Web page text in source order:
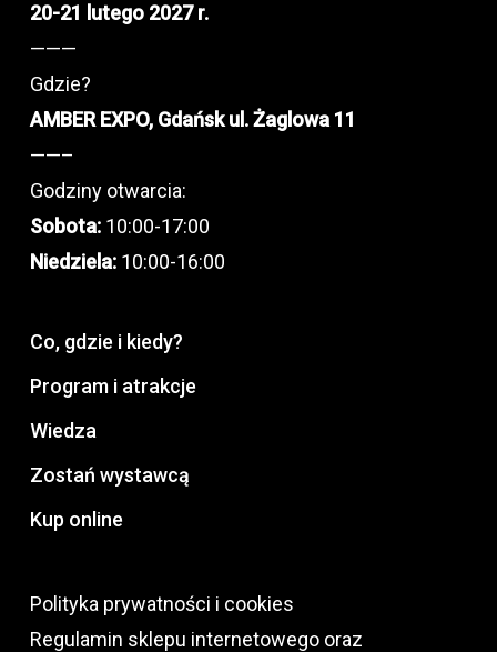
20-21 lutego 2027 r.
———
Gdzie?
AMBER EXPO, Gdańsk ul. Żaglowa 11
——–
Godziny otwarcia:
Sobota:10:00-17:00
Niedziela:10:00-16:00
Co, gdzie i kiedy?
Program i atrakcje
Wiedza
Zostań wystawcą
Kup online
Polityka prywatności i cookies
Regulamin sklepu internetowego oraz